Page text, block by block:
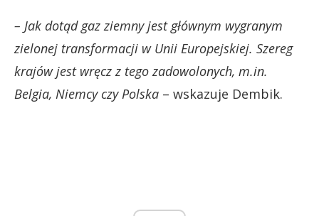
– Jak dotąd gaz ziemny jest głównym wygranym
zielonej transformacji w Unii Europejskiej. Szereg
krajów jest wręcz z tego zadowolonych, m.in.
Belgia, Niemcy czy Polska – wskazuje Dembik.